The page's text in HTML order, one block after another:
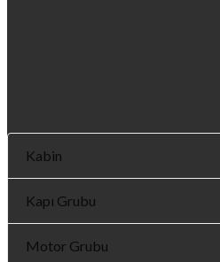
Kabin
Kapı Grubu
Motor Grubu